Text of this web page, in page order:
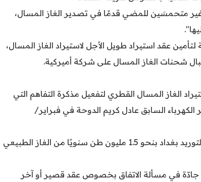
غير متحمسَين للمضي قدمًا في تصدير الغاز المسال،
عقد استيراد طويل الأجل لاستيراد الغاز المسال،
شحنات الغاز المسال على شركة أميركية.
الغاز المسال القطري لتفعيل مذكرة التفاهم التي
زار وزير الكهرباء السابق عادل كريم الدوحة في فبراير/
وتضمَّن الاتفاق المبدئي استعداد الجانب القطري لتوريد بغداد بنحو 1.5 مليون طن سنويًا من الغاز الطبيعي
جادّة في مسألة الاتفاق بخصوص عقد قصير أو آخر